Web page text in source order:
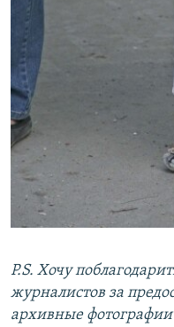
P.S. Хочу
журналистов за
архивные